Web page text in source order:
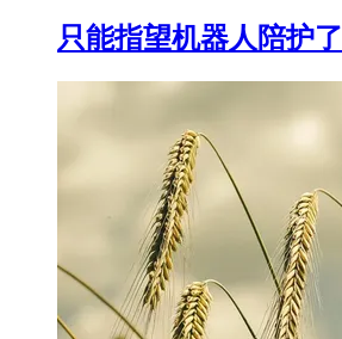
只能指望机器人陪护了